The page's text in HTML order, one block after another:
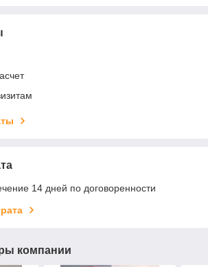
14 дней по договоренности
компании